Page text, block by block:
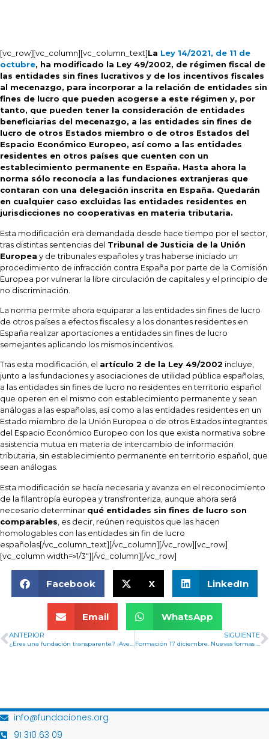
[vc_row][vc_column][vc_column_text]La Ley 14/2021, de 11 de
octubre, ha modificado la Ley 49/2002, de régimen fiscal de
las entidades sin fines lucrativos y de los incentivos fiscales
al mecenazgo, para incorporar a la relación de entidades sin
fines de lucro que pueden acogerse a este régimen y, por
tanto, que pueden tener la consideración de entidades
beneficiarias del mecenazgo, a las entidades sin fines de
lucro de otros Estados miembro o de otros Estados del
Espacio Económico Europeo, así como a las entidades
residentes en otros países que cuenten con un
establecimiento permanente en España. Hasta ahora la
norma sólo reconocía a las fundaciones extranjeras que
contaran con una delegación inscrita en España. Quedarán
en cualquier caso excluidas las entidades residentes en
jurisdicciones no cooperativas en materia tributaria.
Esta modificación era demandada desde hace tiempo por el sector,
tras distintas sentencias del Tribunal de Justicia de la Unión
Europea y de tribunales españoles y tras haberse iniciado un
procedimiento de infracción contra España por parte de la Comisión
Europea por vulnerar la libre circulación de capitales y el principio de
no discriminación.
La norma permite ahora equiparar a las entidades sin fines de lucro
de otros países a efectos fiscales y a los donantes residentes en
España realizar aportaciones a entidades sin fines de lucro
semejantes aplicando los mismos incentivos.
Tras esta modificación, el artículo 2 de la Ley 49/2002 incluye,
junto a las fundaciones y asociaciones de utilidad pública españolas,
a las entidades sin fines de lucro no residentes en territorio español
que operen en el mismo con establecimiento permanente y sean
análogas a las españolas, así como a las entidades residentes en un
Estado miembro de la Unión Europea o de otros Estados integrantes
del Espacio Económico Europeo con los que exista normativa sobre
asistencia mutua en materia de intercambio de información
tributaria, sin establecimiento permanente en territorio español, que
sean análogas.
Esta modificación se hacía necesaria y avanza en el reconocimiento
de la filantropía europea y transfronteriza, aunque ahora será
necesario determinar qué entidades sin fines de lucro son
comparables , es decir, reúnen requisitos que las hacen
homologables con las entidades sin fin de lucro
españolas[/vc_column_text][/vc_column][/vc_row][vc_row]
[vc_column width=»1/3″][/vc_column][/vc_row]
Facebook X LinkedIn
Email WhatsApp
ANTERIOR SIGUIENTE
info@fundaciones.org
91 310 63 09